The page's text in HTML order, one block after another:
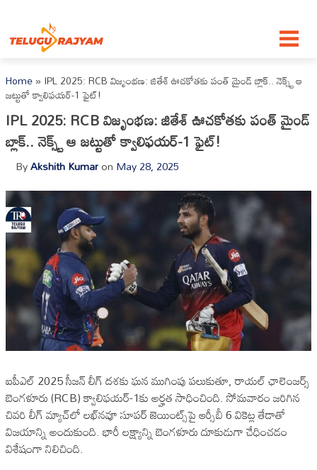
Home»IPL 2025: RCB విజృంభణ: జితేశ్‌ ఊచకోతకు పంత్ మైండ్ బ్లాక్.. నెక్స్ట్ ఆ
జట్టుతో క్వాలిఫయర్-1 ఫైట్!
IPL 2025: RCB విజృంభణ: జితేశ్‌ ఊచకోతకు పంత్ మైండ్
బ్లాక్.. నెక్స్ట్ ఆ జట్టుతో క్వాలిఫయర్-1 ఫైట్!
ByAkshith Kumaron May 28, 2025
ఐపీఎల్ 2025 సీజన్‌ లీగ్ దశకు ఘన ముగింపు పలుకుతూ, రాయల్ ఛాలెంజర్స్
బెంగళూరు (RCB) క్వాలిఫయర్-1కు అర్హత సాధించింది. సోమవారం జరిగిన
చివరి లీగ్ మ్యాచ్‌లో లఖ్‌నవూ సూపర్ జెయింట్స్‌పై ఆర్సీబీ 6 వికెట్ల తేడాతో
విజయాన్ని అందుకుంది. భారీ లక్ష్యాన్ని బెంగళూరు దూకుడుగా చేధించడం
విశేషంగా నిలిచింది.